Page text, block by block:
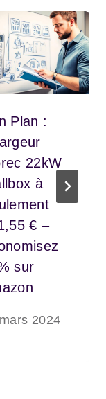
Plan :
22kW
à
€ –
sur
2024